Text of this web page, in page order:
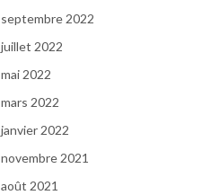
septembre 2022
juillet 2022
mai 2022
mars 2022
janvier 2022
novembre 2021
août 2021